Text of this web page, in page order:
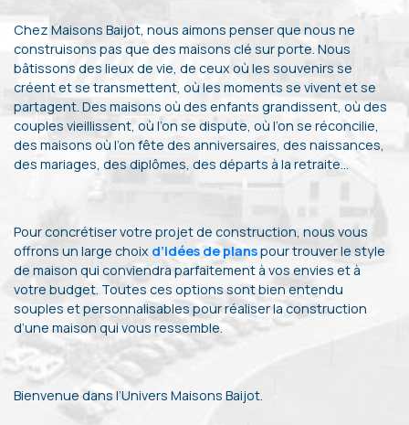
Chez Maisons Baijot, nous aimons penser que nous ne
construisons pas que des maisons clé sur porte. Nous
bâtissons des lieux de vie, de ceux où les souvenirs se
créent et se transmettent, où les moments se vivent et se
partagent. Des maisons où des enfants grandissent, où des
couples vieillissent, où l’on se dispute, où l’on se réconcilie,
des maisons où l’on fête des anniversaires, des naissances,
des mariages, des diplômes, des départs à la retraite…
Pour concrétiser votre projet de construction, nous vous
offrons un large choix d’idées de planspour trouver le style
de maison qui conviendra parfaitement à vos envies et à
votre budget. Toutes ces options sont bien entendu
souples et personnalisables pour réaliser la construction
d’une maison qui vous ressemble.
Bienvenue dans l’Univers Maisons Baijot.